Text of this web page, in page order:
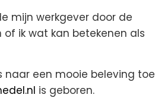
mijn werkgever door de
ik wat kan betekenen als
een mooie beleving toe
is geboren.